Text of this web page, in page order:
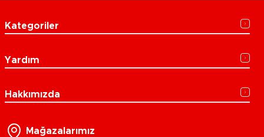
Kategoriler
Yardım
Hakkımızda
Mağazalarımız